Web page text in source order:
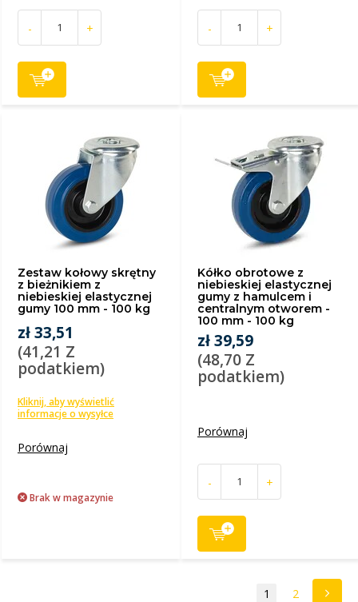
- + - +
Zestaw kołowy skrętny
z bieżnikiem z
niebieskiej elastycznej
gumy 100 mm - 100 kg
zł 33,51
(41,21 Z
podatkiem)
Kliknij, aby wyświetlić
informacje o wysyłce
Porównaj
Brak w magazynie
Kółko obrotowe z
niebieskiej elastycznej
gumy z hamulcem i
centralnym otworem -
100 mm - 100 kg
zł 39,59
(48,70 Z
podatkiem)
Porównaj
- +
1 2